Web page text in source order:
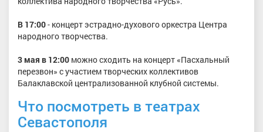
В 17:00- концерт эстрадно-духового оркестра Центра
народного творчества.
3 мая в 12:00 можно сходить на концерт «Пасхальный
перезвон» с участием творческих коллективов
Балаклавской централизованной клубной системы.
Что посмотреть в театрах
Севастополя